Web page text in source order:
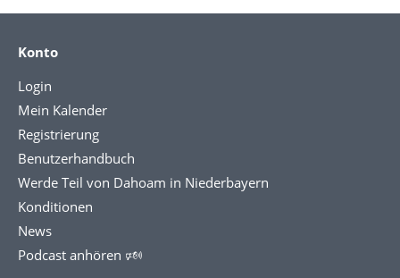
Konto
Login
Mein Kalender
Registrierung
Benutzerhandbuch
Werde Teil von Dahoam in Niederbayern
Konditionen
News
Podcast anhören 🕬